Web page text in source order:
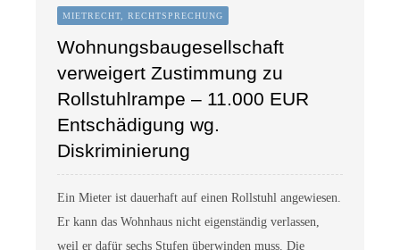
MIETRECHT, RECHTSPRECHUNG
Wohnungsbaugesellschaft
verweigert Zustimmung zu
Rollstuhlrampe – 11.000 EUR
Entschädigung wg.
Diskriminierung
Ein Mieter ist dauerhaft auf einen Rollstuhl angewiesen.
Er kann das Wohnhaus nicht eigenständig verlassen,
weil er dafür sechs Stufen überwinden muss. Die